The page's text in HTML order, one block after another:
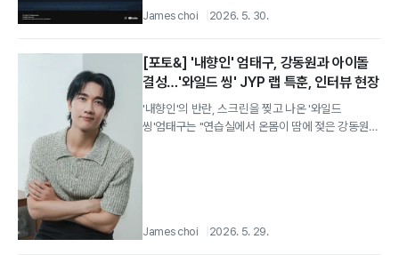
James choi 2026. 5. 30.
[포토&] '내향인' 엄태구, 강동원과 아이돌
결성…'와일드 씽' JYP 랩 특훈, 인터뷰 현장
'내향인'의 반란, 스크린을 찢고 나온 '와일드
씽'엄태구는 "연습실에서 온몸이 땀에 젖은 강동원
James choi 2026. 5. 29.